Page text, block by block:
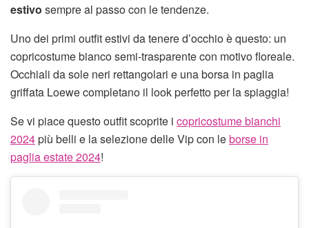
estivo sempre al passo con le tendenze.
Uno dei primi outfit estivi da tenere d’occhio è questo: un
copricostume bianco semi-trasparente con motivo floreale.
Occhiali da sole neri rettangolari e una borsa in paglia
griffata Loewe completano il look perfetto per la spiaggia!
Se vi piace questo outfit scoprite i copricostume bianchi
2024più belli e la selezione delle Vip con leborse in
paglia estate 2024!